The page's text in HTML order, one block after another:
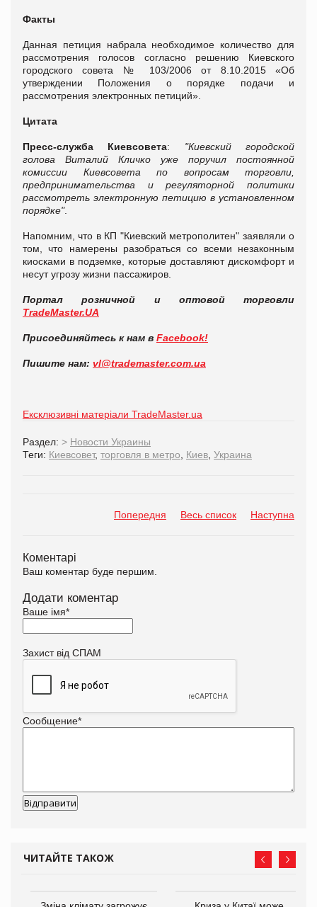
Факты
Данная петиция набрала необходимое количество для
рассмотрения голосов согласно решению Киевского
городского совета № 103/2006 от 8.10.2015 «Об
утверждении Положения о порядке подачи и
рассмотрения электронных петиций».
Цитата
Пресс-служба Киевсовета: "Киевский городской
голова Виталий Кличко уже поручил постоянной
комиссии Киевсовета по вопросам торговли,
предпринимательства и регуляторной политики
рассмотреть электронную петицию в установленном
порядке".
Напомним, что в КП "Киевский метрополитен" заявляли о
том, что намерены разобраться со всеми незаконным
киосками в подземке, которые доставляют дискомфорт и
несут угрозу жизни пассажиров.
Портал розничной и оптовой торговли
TradeMaster.UA
Присоединяйтесь к нам в Facebook!
Пишите нам: vl@trademaster.com.ua
Ексклюзивні матеріали TradeMaster.ua
Раздел: > Новости Украины
Теги: Киевсовет, торговля в метро Киев Украина
Попередня Весь список Наступна
Коментарі
Ваш коментар буде першим.
Додати коментар
Ваше імя*
Захист від СПАМ
Сообщение*
ЧИТАЙТЕ ТАКОЖ